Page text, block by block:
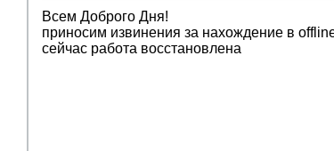
Всем Доброго Дня!
приносим извинения за нахождение в
сейчас работа восстановлена